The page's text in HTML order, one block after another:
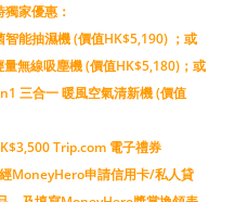
家優惠：
能抽濕機 (價值HK$5,190) ；或
無線吸塵機 (價值HK$5,180)；或
三合一 暖風空氣清新機 (價值
Trip.com 電子禮券
經MoneyHero申請信用卡/私人貸